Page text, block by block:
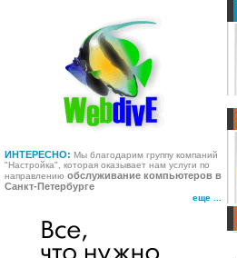
ИНТЕРЕСНО: Мы благодарим группу компаний
"Настройка", которая оказывает нам услуги по
направлению обслуживание компьютеров в
Санкт-Петербурге
еще ...